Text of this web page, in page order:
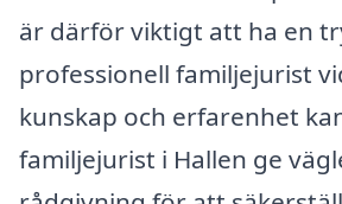
är därför viktigt att ha en
professionell familjejurist
kunskap och erfarenhet
familjejurist i Hallen ge